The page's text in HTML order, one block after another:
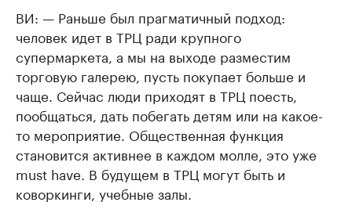
ВИ: — Раньше был прагматичный подход:
человек идет в ТРЦ ради крупного
супермаркета, а мы на выходе разместим
торговую галерею, пусть покупает больше и
чаще. Сейчас люди приходят в ТРЦ поесть,
пообщаться, дать побегать детям или на какое-
то мероприятие. Общественная функция
становится активнее в каждом молле, это уже
must have. В будущем в ТРЦ могут быть и
коворкинги, учебные залы.